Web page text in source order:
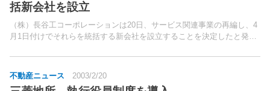
括新会社を設立
（株）長谷工コーポレーションは20日、サービス関連事業の再編し、4
月1日付けでそれらを統括する新会社を設立することを決定したと発
を担う新会社の名称は、「（株）長谷工アネシス」。
不動産ニュース 2003/2/20